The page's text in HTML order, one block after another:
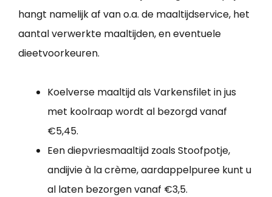
hangt namelijk af van o.a. de maaltijdservice, het
aantal verwerkte maaltijden, en eventuele
dieetvoorkeuren.
Koelverse maaltijd als Varkensfilet in jus
met koolraap wordt al bezorgd vanaf
€5,45.
Een diepvriesmaaltijd zoals Stoofpotje,
andijvie à la crème, aardappelpuree kunt u
al laten bezorgen vanaf €3,5.